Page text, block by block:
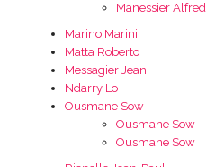
Manessier Alfred
Marino Marini
Matta Roberto
Messagier Jean
Ndarry Lo
Ousmane Sow
Ousmane Sow
Ousmane Sow